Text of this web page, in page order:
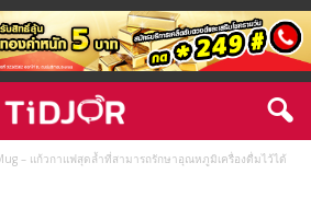
– แก้วกาแฟสุดล้ำที่สามารถรักษาอุณหภูมิเครื่องดื่มไว้ได้